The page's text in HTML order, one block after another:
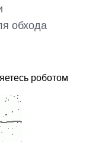
обхода
роботом